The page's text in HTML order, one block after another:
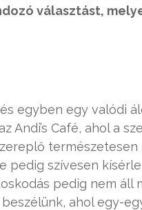
választást,
egyben egy valódi
Andi’s Café, ahol a
pedig szívesen
pedig nem
ahol egy-